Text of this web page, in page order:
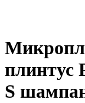
плинтус
S